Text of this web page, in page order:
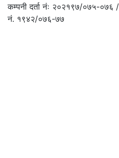
कम्पनी दर्ता नंः २०२१९७/०७५-०७६ /
नं. १९४२/०७६-७७